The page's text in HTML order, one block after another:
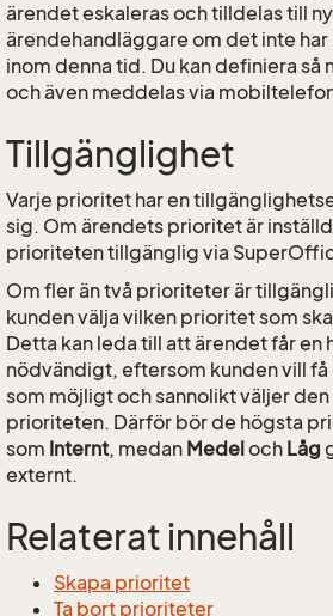
ärendet eskaleras och tilldelas till
ärendehandläggare om det inte
inom denna tid. Du kan definiera så
och även meddelas via
Tillgänglighet
Varje prioritet har en
sig. Om ärendets prioritet är
prioriteten tillgänglig via
Om fler än två prioriteter är
kunden välja vilken prioritet som
Detta kan leda till att ärendet får en
nödvändigt, eftersom kunden vill få
som möjligt och sannolikt väljer
prioriteten. Därför bör de högsta
som Internt, medan Medel och Låg
externt.
Relaterat innehåll
Skapa prioritet
Ta bort prioriteter